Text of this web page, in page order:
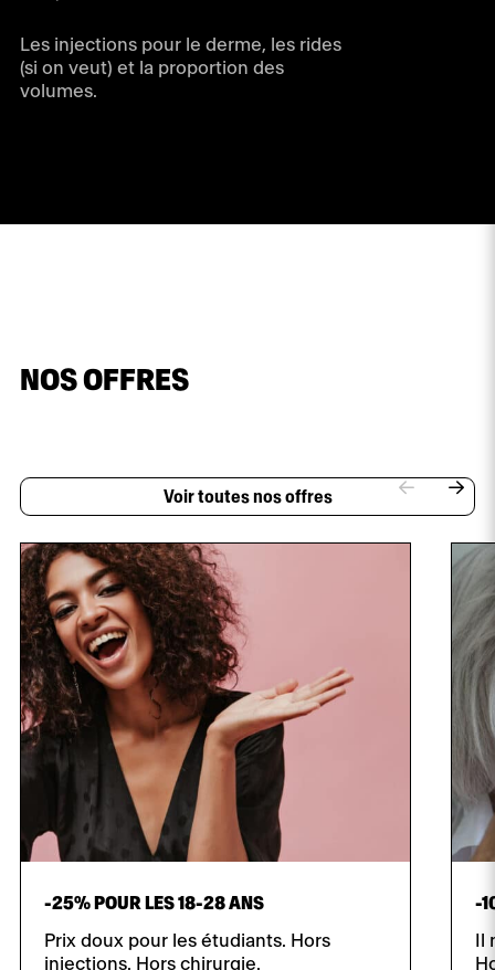
Les injections pour le derme, les rides
(si on veut) et la proportion des
volumes.
NOS OFFRES
Voir toutes nos offres
-25% POUR LES 18-28 ANS
Prix doux pour les étudiants. Hors
injections. Hors chirurgie.
-